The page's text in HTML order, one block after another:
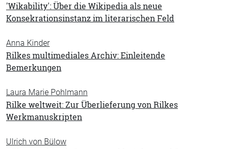
'Wikability': Über die Wikipedia als neue
Konsekrationsinstanz im literarischen Feld
Anna Kinder
Rilkes multimediales Archiv: Einleitende
Bemerkungen
Laura Marie Pohlmann
Rilke weltweit: Zur Überlieferung von Rilkes
Werkmanuskripten
Ulrich von Bülow